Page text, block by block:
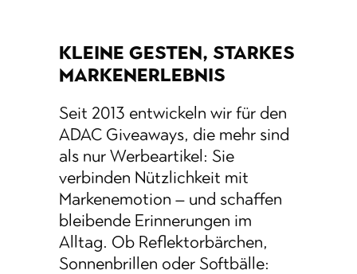
KLEINE GESTEN, STARKES
MARKENERLEBNIS
Seit 2013 entwickeln wir für den
ADAC Giveaways, die mehr sind
als nur Werbeartikel: Sie
verbinden Nützlichkeit mit
Markenemotion – und schaffen
bleibende Erinnerungen im
Alltag. Ob Reflektorbärchen,
Sonnenbrillen oder Softbälle: